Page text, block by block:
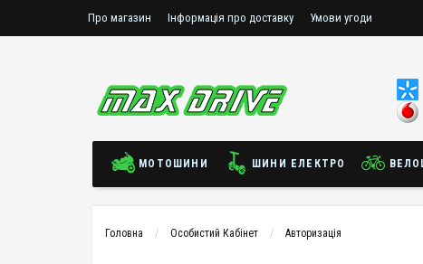
Про магазин Інформація про доставку Умови угоди
МОТОШИНИ ШИНИ ЕЛЕКТРО
Головна Особистий Кабінет Авторизація